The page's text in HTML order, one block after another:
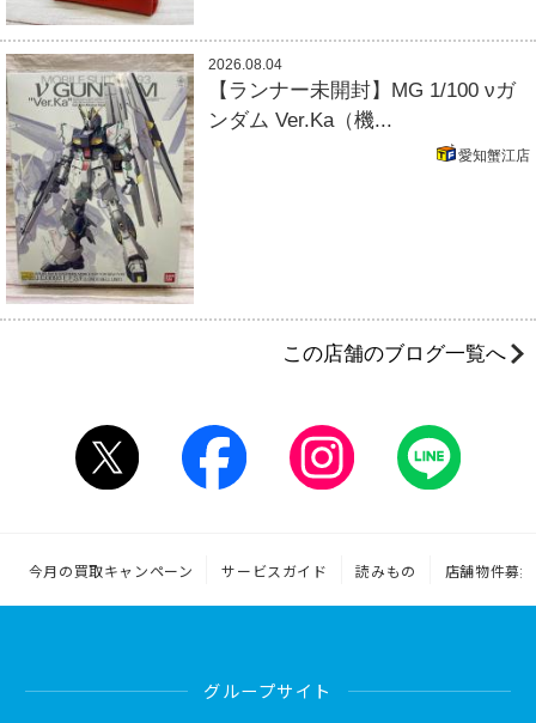
2026.08.04
【ランナー未開封】MG 1/100 νガ
ンダム Ver.Ka（機...
愛知蟹江店
この店舗のブログ一覧へ
今月の買取キャンペーン サービスガイド 読みもの 店舗物件募集
グループサイト